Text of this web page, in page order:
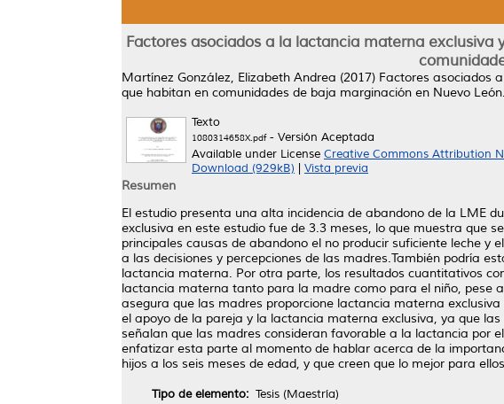
Factores asociados a la lactancia materna
Martínez González, Elizabeth Andrea (2017) Factores asociados
que habitan en comunidades de baja marginación en Nuevo León.
Texto
1080314658X.pdf- Versión Aceptada
Available under License Creative Commons Attribution
Download (929kB)
Vista previa
Resumen
El estudio presenta una alta incidencia de abandono de la LME
exclusiva en este estudio fue de 3.3 meses, lo que muestra que
principales causas de abandono el no producir suficiente leche
a las decisiones y percepciones de las madres.También podría
lactancia materna. Por otra parte, los resultados cuantitativos
lactancia materna tanto para la madre como para el niño, pese
asegura que las madres proporcione lactancia materna
el apoyo de la pareja y la lactancia materna exclusiva, ya que
señalan que las madres consideran favorable a la lactancia por
enfatizar esta parte al momento de hablar acerca de la
hijos a los seis meses de edad, y que creen que lo mejor para
Tipo de elemento: Tesis (Maestría)